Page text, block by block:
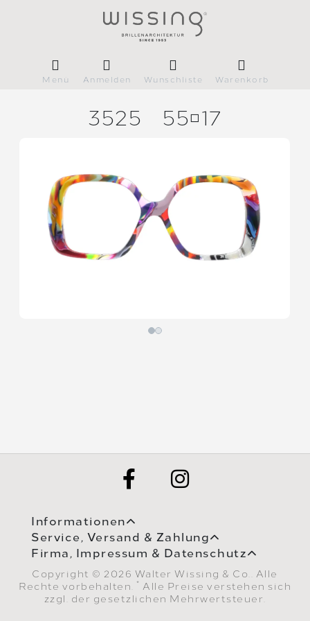
Menü Anmelden Wunschliste Warenkorb
3525 5517
Informationen
Service, Versand & Zahlung
Firma, Impressum & Datenschutz
Copyright © 2026 Walter Wissing & Co.. Alle
Rechte vorbehalten.
* Alle Preise verstehen sich
zzgl. der gesetzlichen Mehrwertsteuer.